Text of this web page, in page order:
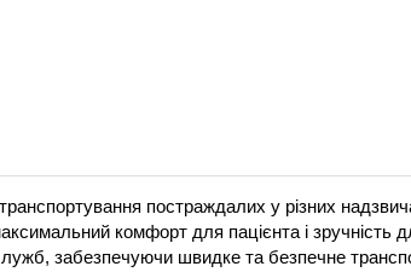
постраждалих у різних
комфорт для пацієнта і зручність
забезпечуючи швидке та безпечне